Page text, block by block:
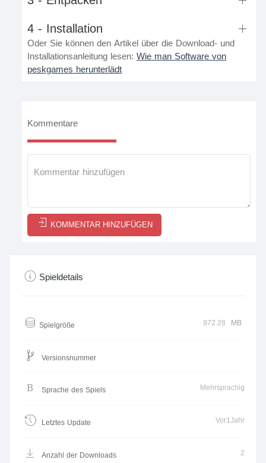
4 - Installation
Oder Sie können den Artikel über die Download- und
Installationsanleitung lesen: Wie man Software von
peskgames herunterlädt
Kommentare
KOMMENTAR HINZUFÜGEN
Spieldetails
Spielgröße 972.28 MB
Versionsnummer
Sprache des Spiels Mehrsprachig
Letztes Update Vor1Jahr
Anzahl der Downloads 2